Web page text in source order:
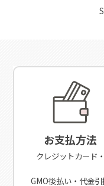
お支払方法
クレジットカード・
GMO後払い・代金